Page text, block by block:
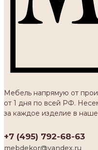
Мебель напрямую от
от 1 дня по всей РФ.
за каждое изделие в
+7 (495) 792-68-63
mebdekor@yandex.ru